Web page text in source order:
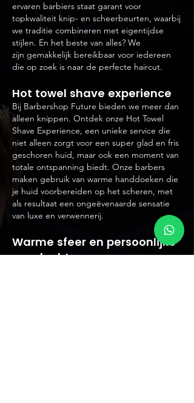
ervaren barbiers staat garant voor
topkwaliteit knip- en scheerbeurten, waarbij
we traditie combineren met eigentijdse
stijlen. En het beste van alles? We
zijn gemakkelijk bereikbaar voor iedereen
die op zoek is naar de perfecte haircut.
Hot towel shave experience
Bij Barbershop Future bieden we meer dan
alleen knippen. Ontdek onze Hot Towel
Shave Experience, een unieke service die
niet alleen zorgt voor een super glad en fris
geschoren huid, maar ook een moment van
totale ontspanning biedt. Onze barbers
maken gebruik van warme handdoeken die
je huid voorbereiden op het scheren, met
als resultaat een ongeëvenaarde sensatie
van luxe en verwennerij.
Warme sfeer en persoonlijke
aandacht